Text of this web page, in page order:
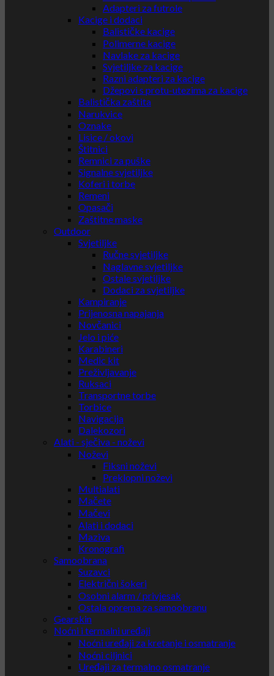
Adapteri za futrole
Kacige i dodaci
Balističke kacige
Polimerne kacige
Navlake za kacige
Svjetiljke za kacige
Razni adapteri za kacige
Džepovi s protu-utezima za kacige
Balistička zaštita
Narukvice
Oznake
Lisice / okovi
Štitnici
Remnici za puške
Signalne svjetiljke
Koferi i torbe
Remeni
Opasači
Zaštitne maske
Outdoor
Svjetiljke
Ručne svjetiljke
Naglavne svjetiljke
Ostale svjetiljke
Dodaci za svjetiljke
Kampiranje
Prijenosna napajanja
Novčanici
Jelo i piće
Karabineri
Medic kit
Preživljavanje
Ruksaci
Transportne torbe
Torbice
Navigacija
Dalekozori
Alati - sječiva - noževi
Noževi
Fiksni noževi
Preklopni noževi
Multialati
Mačete
Mačevi
Alati i dodaci
Maziva
Kronografi
Samoobrana
Suzavci
Električni šokeri
Osobni alarm / privjesak
Ostala oprema za samoobranu
Gearskin
Noćni i termalni uređaji
Noćni uređaji za kretanje i osmatranje
Noćni ciljnici
Uređaji za termalno osmatranje